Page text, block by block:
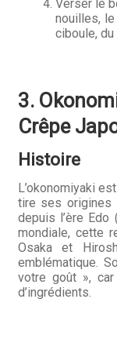
Verser le
nouilles,
ciboule,
3.
Crêpe
Histoire
L’okonomiyaki
tire ses origines
depuis l’ère Edo
mondiale, cette
Osaka et
emblématique.
votre goût »,
d’ingrédients.